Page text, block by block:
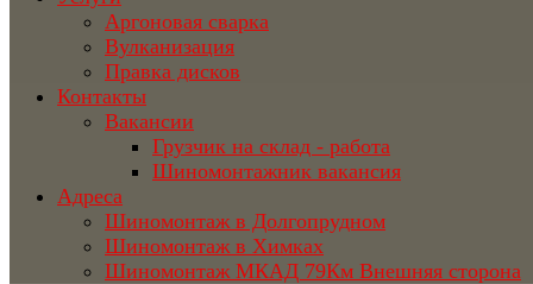
Аргоновая сварка
Вулканизация
Правка дисков
Контакты
Вакансии
Грузчик на склад - работа
Шиномонтажник вакансия
Адреса
Шиномонтаж в Долгопрудном
Шиномонтаж в Химках
Шиномонтаж МКАД 79Км Внешняя сторона